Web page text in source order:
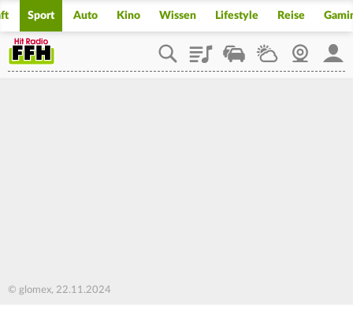
Sport Auto Kino Wissen Lifestyle Reise
PlaylistStaupilotWetterWebcam
© glomex, 22.11.2024